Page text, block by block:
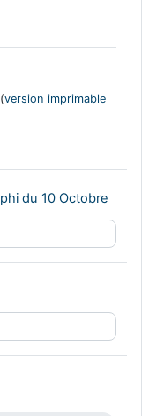
(version imprimable
du 10 Octobre